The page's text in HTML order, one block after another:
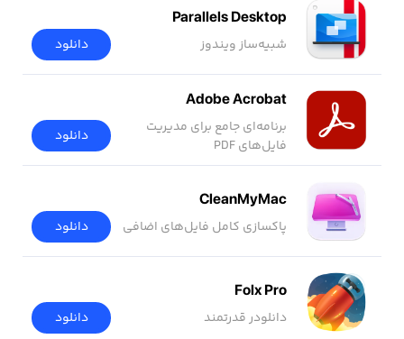
Parallels Desktop
شبیه‌ساز ویندوز دانلود
Adobe Acrobat
برنامه‌ای جامع برای مدیریت
فایل‌های PDF
دانلود
CleanMyMac
پاکسازی کامل فایل‌های اضافی دانلود
Folx Pro
دانلودر قدرتمند دانلود